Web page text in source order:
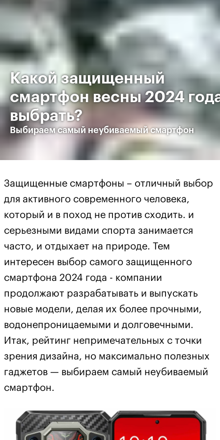
Какой защищенный
смартфон весны 2024
выбрать?
Выбираем самый неубиваемый смартфон
Защищенные смартфоны – отличный выбор
для активного современного человека,
который и в поход не против сходить. и
серьезными видами спорта занимается
часто, и отдыхает на природе. Тем
интересен выбор самого защищенного
смартфона 2024 года - компании
продолжают разрабатывать и выпускать
новые модели, делая их более прочными,
водонепроницаемыми и долговечными.
Итак, рейтинг непримечательных с точки
зрения дизайна, но максимально полезных
гаджетов — выбираем самый неубиваемый
смартфон.